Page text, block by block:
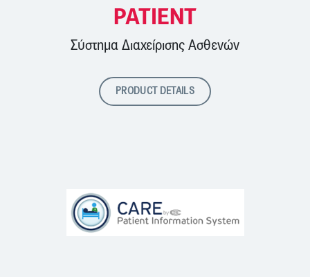
PATIENT
Σύστημα Διαχείρισης Ασθενών
PRODUCT DETAILS